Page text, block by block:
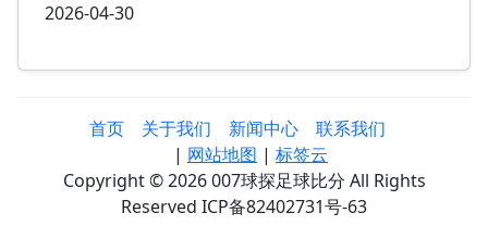
2026-04-30
首页 关于我们 新闻中心
联系我们
| 网站地图 | 标签云
Copyright © 2026 007球探足球比分 All Rights
Reserved ICP备82402731号-63